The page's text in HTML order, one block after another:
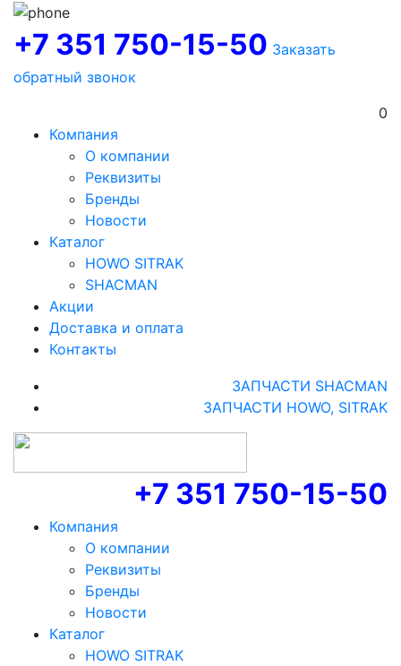
+7 351 750-15-50 Заказать
обратный звонок
0
Компания
О компании
Реквизиты
Бренды
Новости
Каталог
HOWO SITRAK
SHACMAN
Акции
Доставка и оплата
Контакты
ЗАПЧАСТИ SHACMAN
ЗАПЧАСТИ HOWO, SITRAK
+7 351 750-15-50
Компания
О компании
Реквизиты
Бренды
Новости
Каталог
HOWO SITRAK